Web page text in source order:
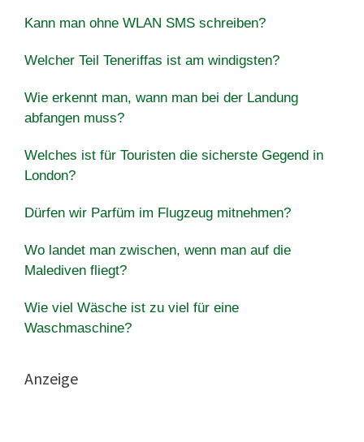
Kann man ohne WLAN SMS schreiben?
Welcher Teil Teneriffas ist am windigsten?
Wie erkennt man, wann man bei der Landung
abfangen muss?
Welches ist für Touristen die sicherste Gegend in
London?
Dürfen wir Parfüm im Flugzeug mitnehmen?
Wo landet man zwischen, wenn man auf die
Malediven fliegt?
Wie viel Wäsche ist zu viel für eine
Waschmaschine?
Anzeige